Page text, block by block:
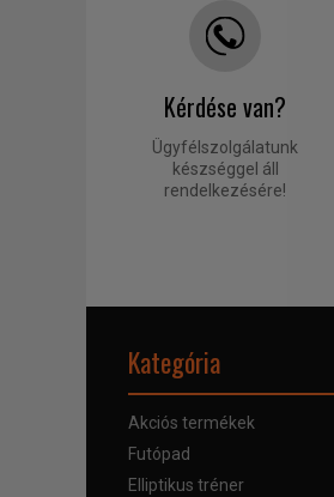
Kérdése van?
Ügyfélszolgálatunk
készséggel áll
rendelkezésére!
Kategória
Akciós termékek
Futópad
Elliptikus tréner